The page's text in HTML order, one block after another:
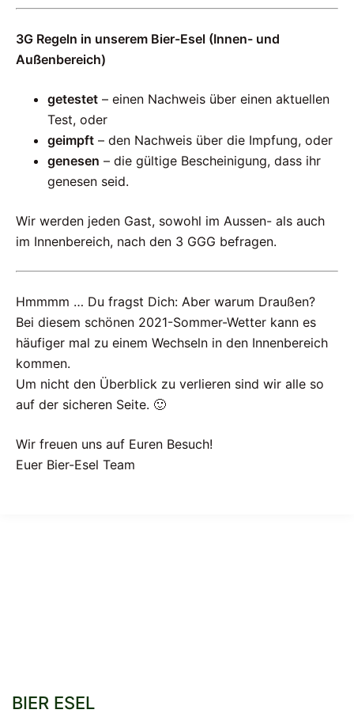
3G Regeln in unserem Bier-Esel (Innen- und
Außenbereich)
getestet – einen Nachweis über einen aktuellen
Test, oder
geimpft – den Nachweis über die Impfung, oder
genesen – die gültige Bescheinigung, dass ihr
genesen seid.
Wir werden jeden Gast, sowohl im Aussen- als auch
im Innenbereich, nach den 3 GGG befragen.
Hmmmm … Du fragst Dich: Aber warum Draußen?
Bei diesem schönen 2021-Sommer-Wetter kann es
häufiger mal zu einem Wechseln in den Innenbereich
kommen.
Um nicht den Überblick zu verlieren sind wir alle so
auf der sicheren Seite. 🙂
Wir freuen uns auf Euren Besuch!
Euer Bier-Esel Team
BIER ESEL